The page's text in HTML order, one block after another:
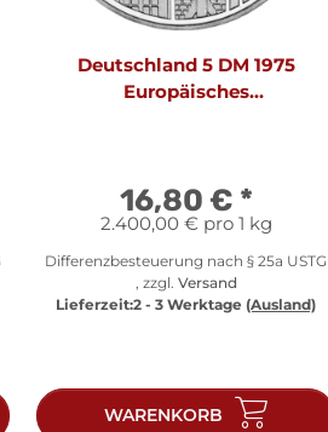
Deutschland 5 DM 1975
Europäisches
16,80 € *
2.400,00 € pro 1 kg
Differenzbesteuerung nach § 25a USTG
, zzgl. Versand
Lieferzeit:2 - 3 Werktage (Ausland)
WARENKORB